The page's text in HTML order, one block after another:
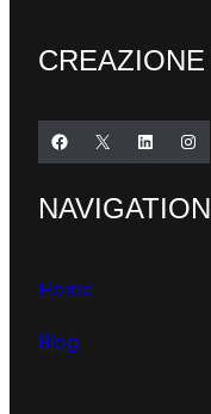
CREAZIONE
Facebook X LinkedIn Instagram
NAVIGATION
Home
Blog